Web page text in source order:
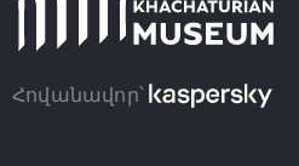
Հովանավոր՝